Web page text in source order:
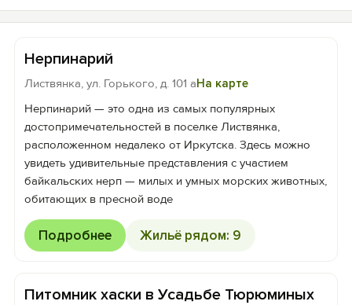
Нерпинарий
Листвянка, ул. Горького, д. 101 аНа карте
Нерпинарий — это одна из самых популярных
достопримечательностей в поселке Листвянка,
расположенном недалеко от Иркутска. Здесь можно
увидеть удивительные представления с участием
байкальских нерп — милых и умных морских животных,
обитающих в пресной воде
Подробнее Жильё рядом: 9
Питомник хаски в Усадьбе Тюрюминых